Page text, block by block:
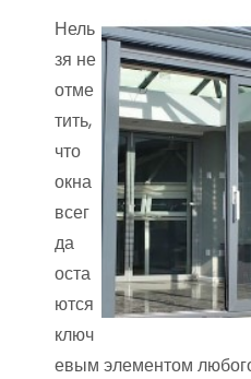
Нель
зя не
отме
тить,
что
окна
всег
да
оста
ются
ключ
евым элементом